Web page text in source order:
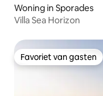
Woning in Sporades
Villa Sea Horizon
Favoriet van gasten
Favoriet van gasten